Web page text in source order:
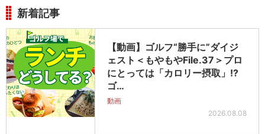
新着記事
【動画】ゴルフ“勝手に”ダイジ
ェスト＜もやもやFile.37＞プロ
にとっては「カロリー摂取」!?
ゴ…
動画
2026.08.08